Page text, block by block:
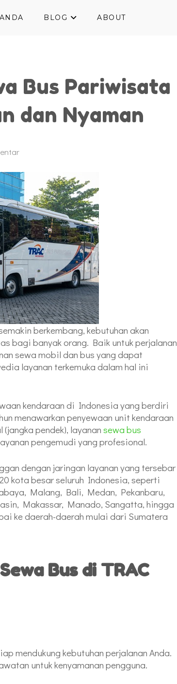
BLOG ABOUT
Bus Pariwisata
dan Nyaman
berkembang, kebutuhan akan
bagi banyak orang. Baik untuk perjalanan
sewa mobil dan bus yang dapat
layanan terkemuka dalam hal ini
kendaraan di Indonesia yang berdiri
menawarkan penyewaan unit kendaraan
pendek), layanan sewa bus
pengemudi yang profesional.
dengan jaringan layanan yang tersebar
kota besar seluruh Indonesia, seperti
Malang, Bali, Medan, Pekanbaru,
Makassar, Manado, Sangatta, hingga
ke daerah-daerah mulai dari Sumatera
Bus di TRAC
mendukung kebutuhan perjalanan Anda.
untuk kenyamanan pengguna.